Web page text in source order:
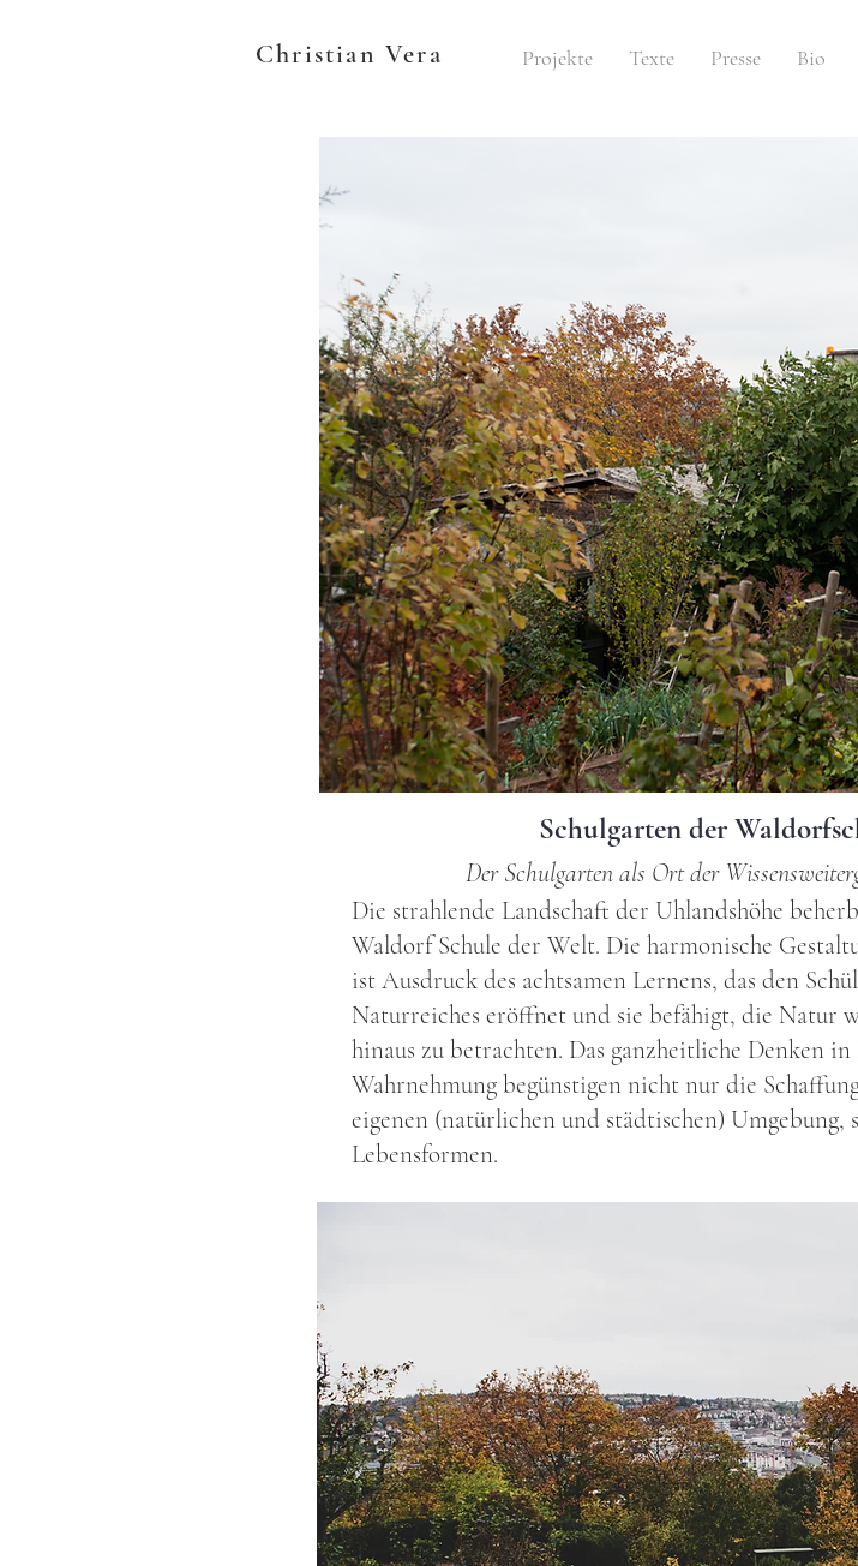
Christian Vera Projekte Texte Presse Bio
Die strahlende Landschaft der Uhlandshöhe
Waldorf Schule der Welt. Die harmonische
ist Ausdruck des achtsamen Lernens, das den
Naturreiches eröffnet und sie befähigt, die Natur
hinaus zu betrachten. Das ganzheitliche Denken
Wahrnehmung begünstigen nicht nur die
eigenen (natürlichen und städtischen) Umgebung,
Lebensformen.
Schulgarten der
Der Schulgarten als Ort der